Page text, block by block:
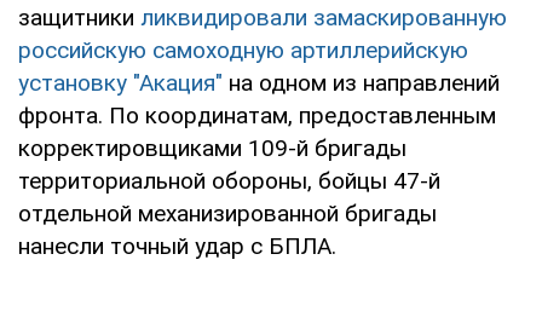
защитники ликвидировали замаскированную
российскую самоходную артиллерийскую
установку "Акация" на одном из направлений
фронта. По координатам, предоставленным
корректировщиками 109-й бригады
территориальной обороны, бойцы 47-й
отдельной механизированной бригады
нанесли точный удар с БПЛА.